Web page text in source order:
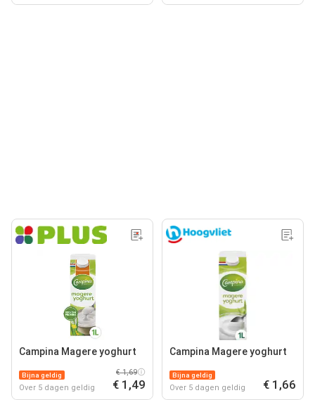
Campina Magere yoghurt
Bijna geldig
Over 5 dagen geldig
€ 1,69
€ 1,49
Campina Magere yoghurt
Bijna geldig
Over 5 dagen geldig € 1,66